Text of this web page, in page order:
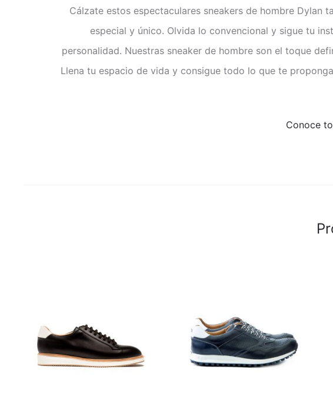
Cálzate estos espectaculares sneakers de hombre
especial y único. Olvida lo convencional y sigue tu
personalidad. Nuestras sneaker de hombre son el toque
Llena tu espacio de vida y consigue todo lo que te
Conoce